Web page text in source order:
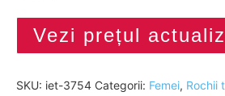
Vezi prețul
SKU: iet-3754 Categorii: Femei, Rochii